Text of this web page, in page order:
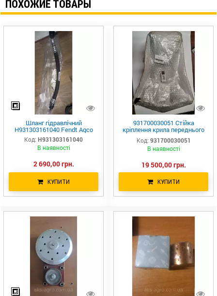
ПОХОЖИЕ ТОВАРЫ
Шланг гідравлічний
H931303161040 Fendt Agco
Код: H931303161040
В наявності
2 690,00 грн.
КУПИТИ
931700030051 Стійка
кріплення крила переднього
FENDT-930/936
Код: 931700030051
В наявності
19 500,00 грн.
КУПИТИ